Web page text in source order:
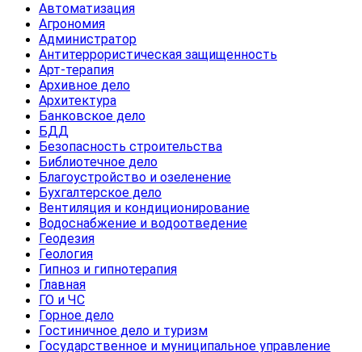
Автоматизация
Агрономия
Администратор
Антитеррористическая защищенность
Арт-терапия
Архивное дело
Архитектура
Банковское дело
БДД
Безопасность строительства
Библиотечное дело
Благоустройство и озеленение
Бухгалтерское дело
Вентиляция и кондиционирование
Водоснабжение и водоотведение
Геодезия
Геология
Гипноз и гипнотерапия
Главная
ГО и ЧС
Горное дело
Гостиничное дело и туризм
Государственное и муниципальное управление